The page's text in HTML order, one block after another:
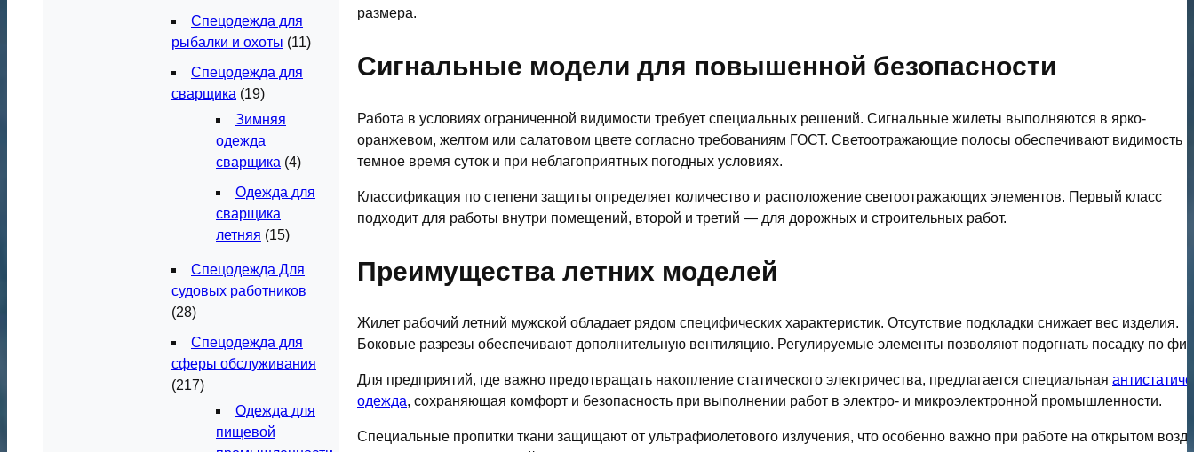
размера.
Сигнальные модели для повышенной безопасности
Работа в условиях ограниченной видимости требует специальных решений. Сигнальные жилеты выполняются в ярко-
оранжевом, желтом или салатовом цвете согласно требованиям ГОСТ. Светоотражающие полосы обеспечивают видимость в
темное время суток и при неблагоприятных погодных условиях.
Классификация по степени защиты определяет количество и расположение светоотражающих элементов. Первый класс
подходит для работы внутри помещений, второй и третий — для дорожных и строительных работ.
Преимущества летних моделей
Жилет рабочий летний мужской обладает рядом специфических характеристик. Отсутствие подкладки снижает вес изделия.
Боковые разрезы обеспечивают дополнительную вентиляцию. Регулируемые элементы позволяют подогнать посадку по
Для предприятий, где важно предотвращать накопление статического электричества, предлагается специальная
одежда, сохраняющая комфорт и безопасность при выполнении работ в электро- и микроэлектронной промышленности.
Специальные пропитки ткани защищают от ультрафиолетового излучения, что особенно важно при работе на открытом
Спецодежда для
рыбалки и охоты (11)
Спецодежда для
сварщика (19)
Зимняя
одежда
сварщика (4)
Одежда для
сварщика
летняя (15)
Спецодежда Для
судовых работников
(28)
Спецодежда для
сферы обслуживания
(217)
Одежда для
пищевой